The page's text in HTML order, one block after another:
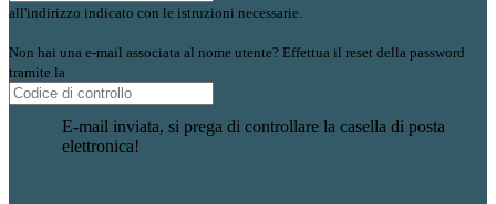
all'indirizzo indicato con le istruzioni necessarie.
Non hai una e-mail associata al nome utente? Effettua il reset della password
tramite la
E-mail inviata, si prega di controllare la casella di posta
elettronica!